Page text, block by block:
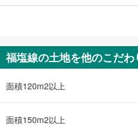
1,430万円
5DK
福塩線の土地を他のこだ
面積120m2以上
面積150m2以上